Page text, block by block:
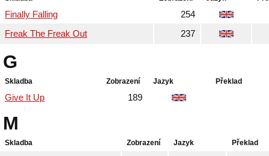
Finally Falling
254
Freak The Freak Out
237
G
Skladba Zobrazení Jazyk Překlad
Give It Up 189
M
Skladba Zobrazení Jazyk Překlad